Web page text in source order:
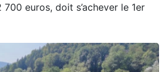
700 euros, doit s’achever le 1er